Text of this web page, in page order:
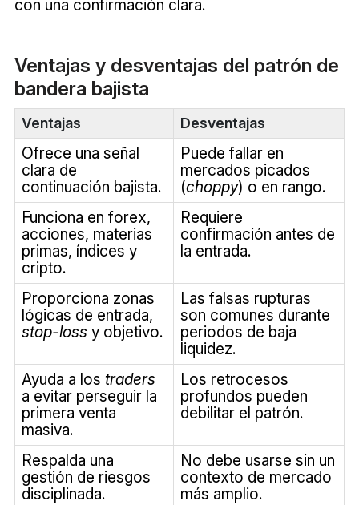
con una confirmación clara.
Ventajas y desventajas del patrón de
bandera bajista
Ventajas Desventajas
Ofrece una señal
clara de
continuación bajista.
Puede fallar en
mercados picados
(choppy) o en rango.
Funciona en forex,
acciones, materias
primas, índices y
cripto.
Requiere
confirmación antes de
la entrada.
Proporciona zonas
lógicas de entrada,
stop-loss y objetivo.
Las falsas rupturas
son comunes durante
periodos de baja
liquidez.
Ayuda a los traders
a evitar perseguir la
primera venta
masiva.
Los retrocesos
profundos pueden
debilitar el patrón.
Respalda una
gestión de riesgos
disciplinada.
No debe usarse sin un
contexto de mercado
más amplio.